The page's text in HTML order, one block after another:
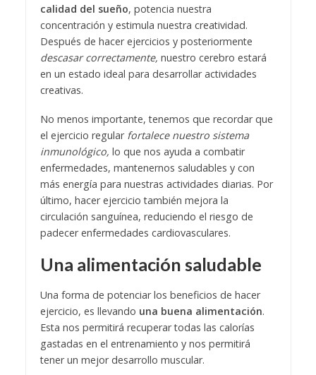
calidad del sueño, potencia nuestra
concentración y estimula nuestra creatividad.
Después de hacer ejercicios y posteriormente
descasar correctamente, nuestro cerebro estará
en un estado ideal para desarrollar actividades
creativas.
No menos importante, tenemos que recordar que
el ejercicio regular fortalece nuestro sistema
inmunológico, lo que nos ayuda a combatir
enfermedades, mantenernos saludables y con
más energía para nuestras actividades diarias. Por
último, hacer ejercicio también mejora la
circulación sanguínea, reduciendo el riesgo de
padecer enfermedades cardiovasculares.
Una alimentación saludable
Una forma de potenciar los beneficios de hacer
ejercicio, es llevando una buena alimentación.
Esta nos permitirá recuperar todas las calorías
gastadas en el entrenamiento y nos permitirá
tener un mejor desarrollo muscular.